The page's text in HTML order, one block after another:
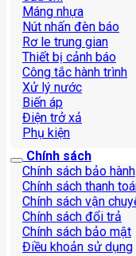
Máng nhựa
Nút nhấn đèn báo
Rơ le trung gian
Thiết bị cảnh báo
Công tắc hành trình
Xử lý nước
Biến áp
Điện trở xả
Phụ kiện
Chính sách
Chính sách bảo hành
Chính sách thanh
Chính sách vận
Chính sách đổi trả
Chính sách bảo mật
Điều khoản sử dụng